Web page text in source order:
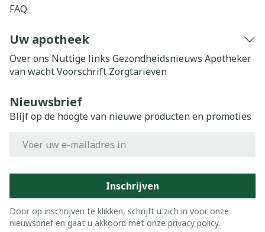
FAQ
Uw apotheek
Over ons Nuttige links Gezondheidsnieuws Apotheker
van wachtVoorschrift Zorgtarieven
Nieuwsbrief
Blijf op de hoogte van nieuwe producten en promoties
Inschrijven
Door op inschrijven te klikken, schrijft u zich in voor onze
nieuwsbrief en gaat u akkoord met onze privacy policy.